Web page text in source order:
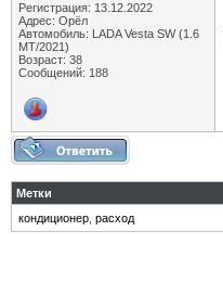
Регистрация: 13.12.2022
Адрес: Орёл
Автомобиль: LADA Vesta SW (1.6
МТ/2021)
Возраст: 38
Сообщений: 188
Метки
кондиционер расход